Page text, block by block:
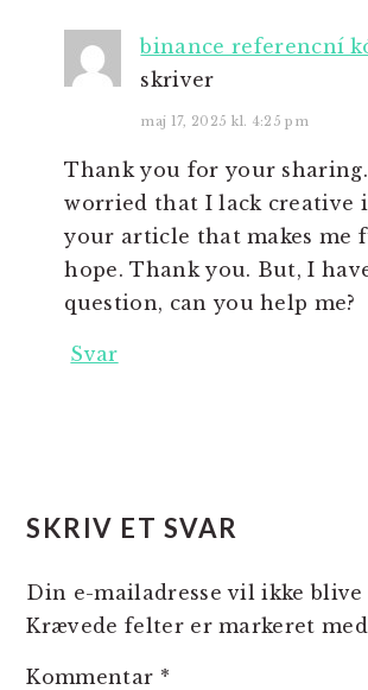
binance referencní
skriver
maj 17, 2025 kl. 4:25 pm
Thank you for your
worried that I lack creative
your article that makes me
hope. Thank you. But, I
question, can you help me?
Svar
SKRIV ET SVAR
Din e-mailadresse vil ikke
Krævede felter er markeret med
Kommentar *